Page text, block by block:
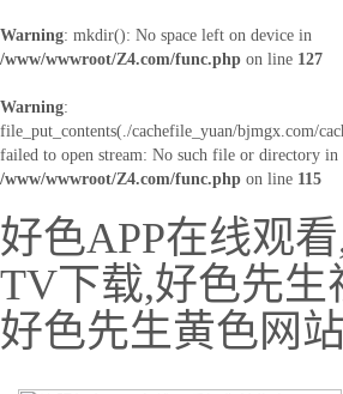
Warning: mkdir(): No space left on device in
/www/wwwroot/Z4.com/func.php on line 127
Warning:
file_put_contents(./cachefile_yuan/bjmgx.com/
failed to open stream: No such file or directory in
/www/wwwroot/Z4.com/func.php on line 115
好色APP在线观
TV下载,好色先生
好色先生黄色网站